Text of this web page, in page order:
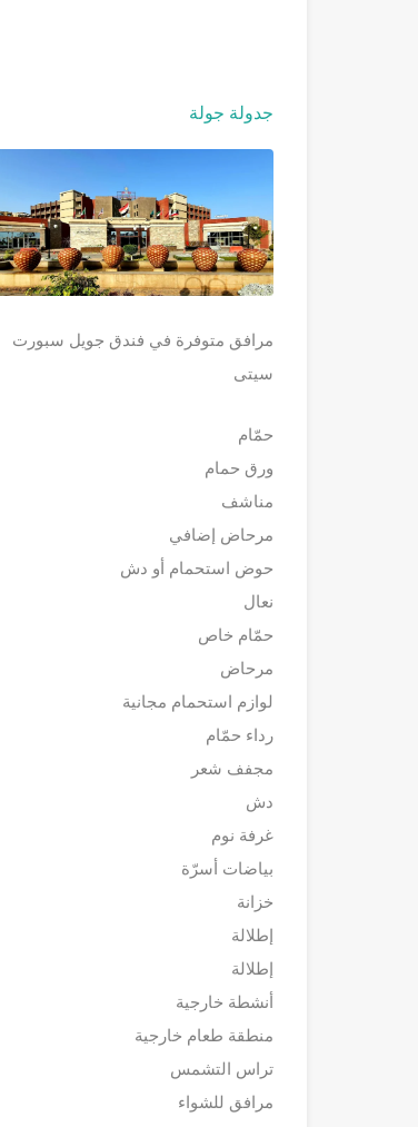
جدولة جولة
مرافق متوفرة في فندق جويل سبورت
سيتى
حمّام
ورق حمام
مناشف
مرحاض إضافي
حوض استحمام أو دش
نعال
حمّام خاص
مرحاض
لوازم استحمام مجانية
رداء حمّام
مجفف شعر
دش
غرفة نوم
بياضات أسرّة
خزانة
إطلالة
إطلالة
أنشطة خارجية
منطقة طعام خارجية
تراس التشمس
مرافق للشواء